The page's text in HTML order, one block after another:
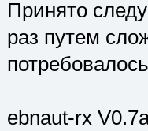
Принято
раз путем
ebnaut-rx